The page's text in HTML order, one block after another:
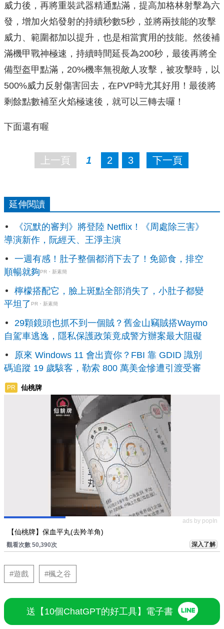
威力後，再將重裝武器精通點滿，提高加格林射擊為六
發，增加火焰發射的持續秒數5秒，並將兩技能的攻擊
威力、範圍都加以提升，也是相當實用的技能。然後補
滿機甲戰神極速，持續時間延長為200秒，最後再將全
備型盔甲點滿，20%機率無視敵人攻擊，被攻擊時，以
500%威力反射傷害回去，在PVP時尤其好用！最後將
剩餘點數補至火焰極速後，就可以三轉去囉！
下面還有喔
上一頁 1 2 3 下一頁
延伸閱讀
《沉默的審判》將登陸 Netflix！《周處除三害》
導演新作，阮經天、王淨主演
一週有感！肚子整個都消下去了！免節食，排空
順暢就夠PR・新素簡
檸檬搭配它，臉上斑點全部消失了，小肚子都變
平坦了 PR・新素簡
29顆鏡頭也抓不到一個賊？舊金山竊賊搭Waymo
自駕車逃逸，隱私保護政策竟成警方辦案最大阻礙
原來 Windows 11 會出賣你？FBI 靠 GDID 識別
碼追蹤 19 歲駭客，勒索 800 萬美金慘遭引渡受審
PR 仙桃牌
ads by popIn
【仙桃牌】保血平丸(去羚羊角)
觀看次數 50,390次 深入了解
#遊戲 #楓之谷
送【10個ChatGPT的好工具】電子書